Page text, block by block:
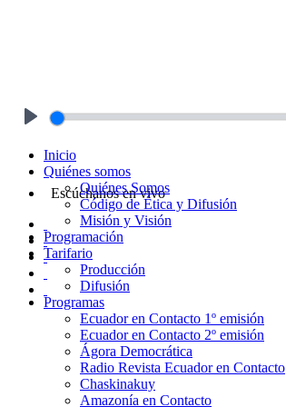
Escúchanos en vivo
Inicio
Quiénes somos
Quiénes Somos
Código de Ética y Difusión
Misión y Visión
Programación
Tarifario
Producción
Difusión
Programas
Ecuador en Contacto 1º emisión
Ecuador en Contacto 2º emisión
Ágora Democrática
Radio Revista Ecuador en Contacto
Chaskinakuy
Amazonía en Contacto